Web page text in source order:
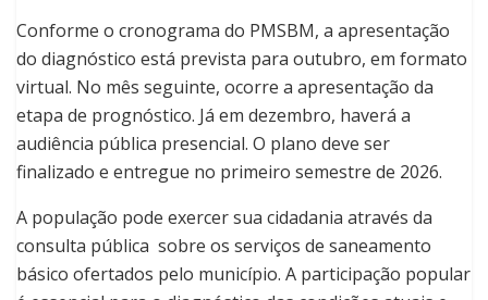
Conforme o cronograma do PMSBM, a apresentação
do diagnóstico está prevista para outubro, em formato
virtual. No mês seguinte, ocorre a apresentação da
etapa de prognóstico. Já em dezembro, haverá a
audiência pública presencial. O plano deve ser
finalizado e entregue no primeiro semestre de 2026.
A população pode exercer sua cidadania através da
consulta pública sobre os serviços de saneamento
básico ofertados pelo município. A participação popular